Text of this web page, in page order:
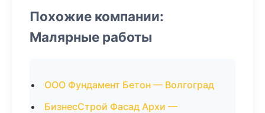
Похожие компании:
Малярные работы
ООО Фундамент Бетон — Волгоград
БизнесСтрой Фасад Архи —